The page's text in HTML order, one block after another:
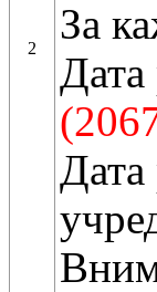
2
За